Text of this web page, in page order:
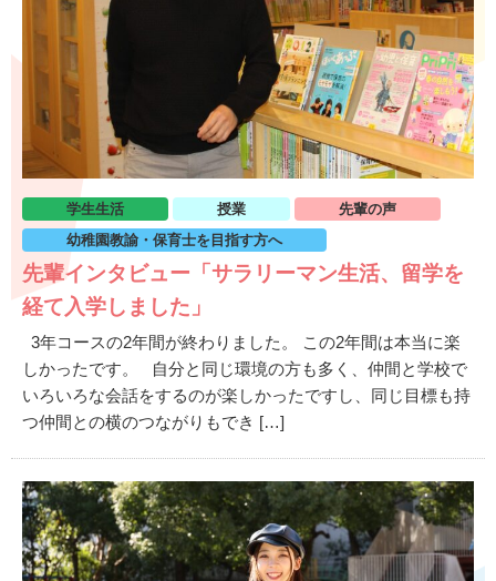
学生生活 授業
先輩の声
幼稚園教諭・保育士を目指す方へ
先輩インタビュー「サラリーマン生活、留学を
経て入学しました」
3年コースの2年間が終わりました。 この2年間は本当に楽
しかったです。 自分と同じ環境の方も多く、仲間と学校で
いろいろな会話をするのが楽しかったですし、同じ目標も持
つ仲間との横のつながりもでき […]